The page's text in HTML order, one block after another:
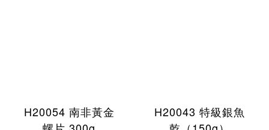
H20054 南非黃金
H20043 特級銀魚